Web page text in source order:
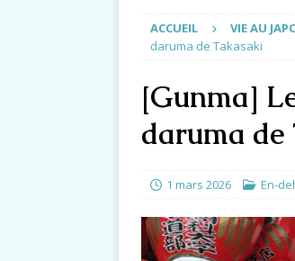
ACCUEIL VIE AU
daruma de Takasaki
[Gunma]
daruma de
1 mars 2026 En-